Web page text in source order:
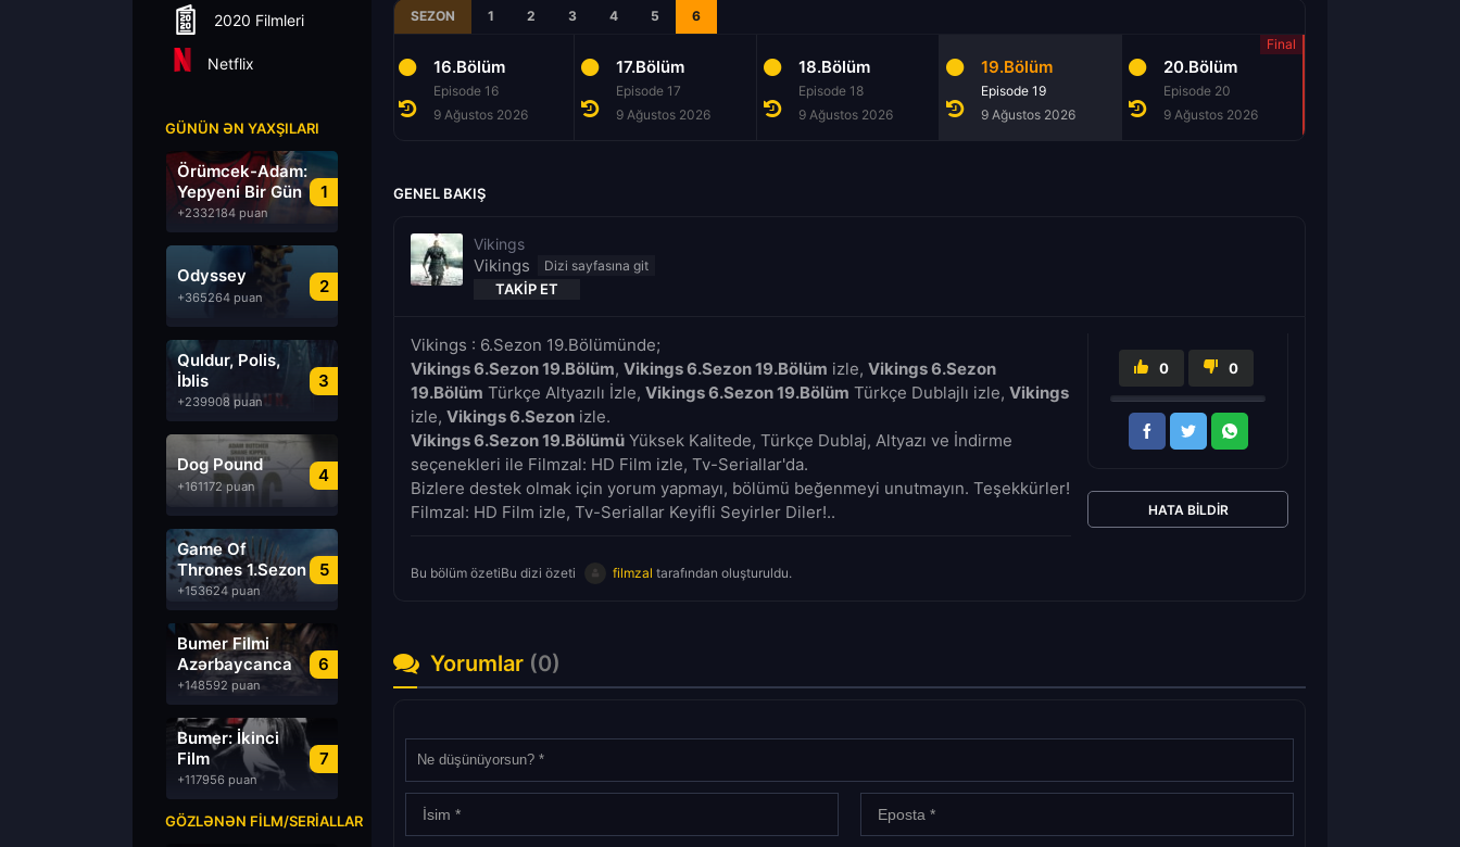
2020 Filmleri
Netflix
GÜNÜN ƏN YAXŞILARI
1
Örümcek-Adam:
Yepyeni Bir Gün
+2332184 puan
2
Odyssey
+365264 puan
3
Quldur, Polis,
İblis
+239908 puan
4
Dog Pound
+161172 puan
5
Game Of
Thrones 1.Sezon
Türkçe Dublaj
izle
+153624 puan
6
Bumer Filmi
Azərbaycanca
Dublyaj izle
+148592 puan
7
Bumer: İkinci
Film
Azərbaycanca
Dublyaj izle
+117956 puan
GÖZLƏNƏN FILM/SERIALLAR
SEZON 1 2 3 4 5 6
15.Bölüm 16.Bölüm
Episode 16
9 Ağustos 2026
17.Bölüm
Episode 17
9 Ağustos 2026
18.Bölüm
Episode 18
9 Ağustos 2026
19.Bölüm
Episode 19
9 Ağustos 2026
20.Bölüm
Episode 20
9 Ağustos 2026
GENEL BAKIŞ
Vikings
Vikings
TAKIP ET
Vikings : 6.Sezon 19.Bölümünde;
Vikings 6.Sezon 19.Bölüm, Vikings 6.Sezon 19.Bölüm izle, Vikings 6.Sezon
19.Bölüm Türkçe Altyazılı İzle, Vikings 6.Sezon 19.Bölüm Türkçe Dublajlı izle, Vikings
izle, Vikings 6.Sezon izle.
Vikings 6.Sezon 19.Bölümü Yüksek Kalitede, Türkçe Dublaj, Altyazı ve İndirme
seçenekleri ile Filmzal: HD Film izle, Tv-Seriallar'da.
Bizlere destek olmak için yorum yapmayı, bölümü beğenmeyi unutmayın. Teşekkürler!
Filmzal: HD Film izle, Tv-Seriallar Keyifli Seyirler Diler!..
Bu bölüm özetiBu dizi özeti filmzal tarafından oluşturuldu.
0 0
HATA BILDIR
Yorumlar (0)